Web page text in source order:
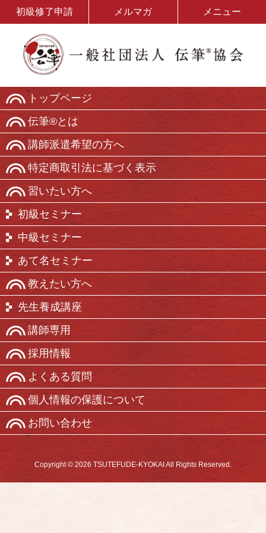
初級修了申請 メルマガ メニュー
トップページ
伝筆®とは
講師派遣希望の方へ
特定商取引法に基づく表示
習いたい方へ
初級セミナー
中級セミナー
あて名セミナー
教えたい方へ
先生養成講座
講師専用
採用情報
よくある質問
個人情報の保護について
お問い合わせ
Copyright © 2026 TSUTEFUDE-KYOKAI All Rights Reserved.